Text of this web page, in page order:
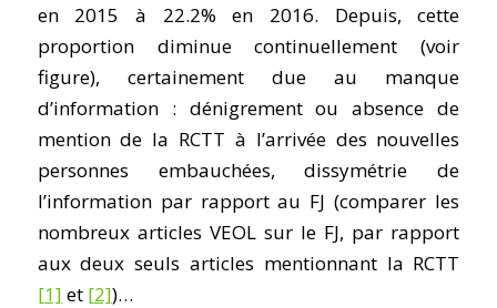
en 2015 à 22.2% en 2016. Depuis, cette
proportion diminue continuellement (voir
figure), certainement due au manque
d’information : dénigrement ou absence de
mention de la RCTT à l’arrivée des nouvelles
personnes embauchées, dissymétrie de
l’information par rapport au FJ (comparer les
nombreux articles VEOL sur le FJ, par rapport
aux deux seuls articles mentionnant la RCTT
[1] et [2])…